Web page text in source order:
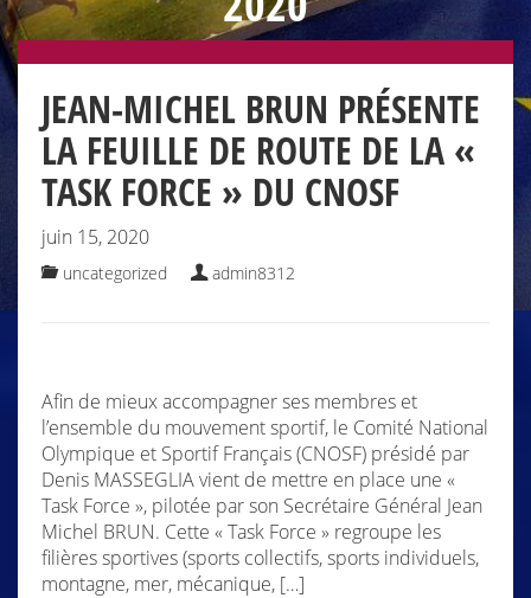
JEAN-MICHEL BRUN PRÉSENTE
LA FEUILLE DE ROUTE DE LA «
TASK FORCE » DU CNOSF
juin 15, 2020
uncategorized admin8312
Afin de mieux accompagner ses membres et
l’ensemble du mouvement sportif, le Comité National
Olympique et Sportif Français (CNOSF) présidé par
Denis MASSEGLIA vient de mettre en place une «
Task Force », pilotée par son Secrétaire Général Jean
Michel BRUN. Cette « Task Force » regroupe les
filières sportives (sports collectifs, sports individuels,
montagne, mer, mécanique, […]